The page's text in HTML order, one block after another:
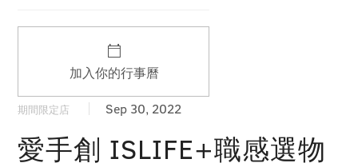
加入你的行事曆
期間限定店 Sep 30, 2022
愛手創 ISLIFE+職感選物